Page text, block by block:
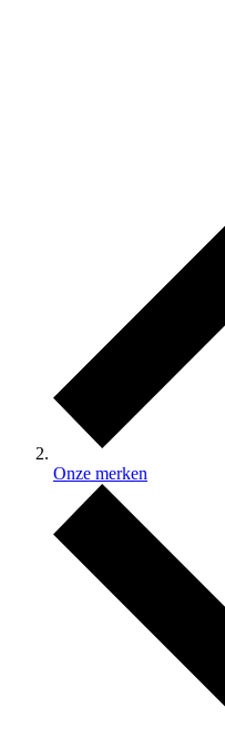
Onze merken